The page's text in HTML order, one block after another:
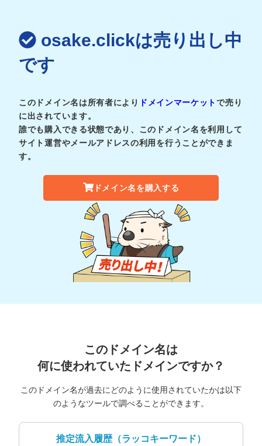
osake.clickは売り出し中
です
このドメイン名は所有者により ドメインマーケットで売り
に出されています。
誰でも購入できる状態であり、このドメイン名を利用して
サイト運営やメールアドレスの利用を行うことができま
す。
ドメイン名を購入する
このドメイン名は
何に使われていたドメインですか？
このドメイン名が過去にどのように使用されていたかは以下
のようなツールで調べることができます。
推定流入履歴（ラッコキーワード）